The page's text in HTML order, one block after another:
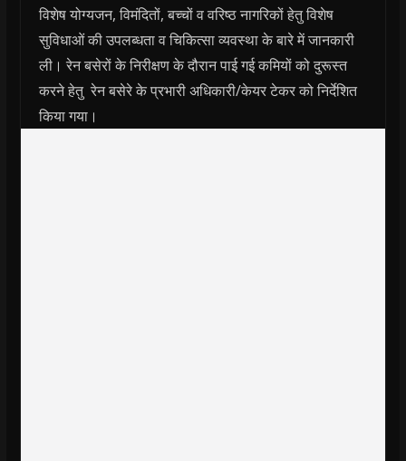
विशेष योग्यजन, विमंदितों, बच्चों व वरिष्ठ नागरिकों हेतु विशेष
सुविधाओं की उपलब्धता व चिकित्सा व्यवस्था के बारे में जानकारी
ली। रेन बसेरों के निरीक्षण के दौरान पाई गई कमियों को दुरूस्त
करने हेतु रेन बसेरे के प्रभारी अधिकारी/केयर टेकर को निर्देशित
किया गया।